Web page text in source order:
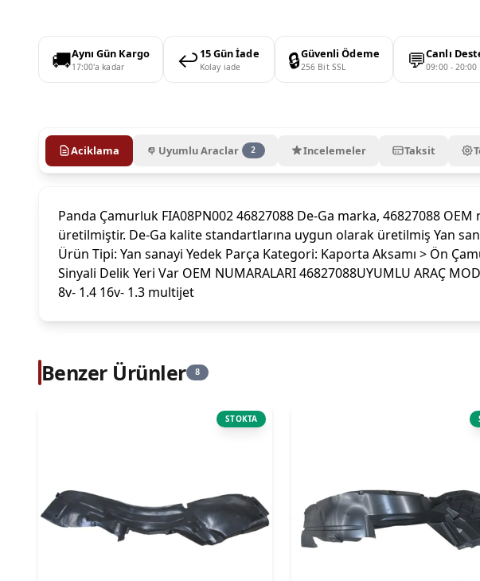
🚚Aynı Gün Kargo
17:00'a kadar ↩️ 15 Gün İade
Kolay iade 🔒Güvenli Ödeme
256 Bit SSL 💬Canlı
09:00 - 20:00
Aciklama Uyumlu Araclar 2 Incelemeler Taksit
Panda Çamurluk FIA08PN002 46827088 De-Ga marka, 46827088
üretilmiştir. De-Ga kalite standartlarına uygun olarak üretilmiş Yan
Ürün Tipi: Yan sanayi Yedek Parça Kategori: Kaporta Aksamı > Ön
Sinyali Delik Yeri Var OEM NUMARALARI 46827088UYUMLU ARAÇ
8v- 1.4 16v- 1.3 multijet
Benzer Ürünler 8
STOKTA